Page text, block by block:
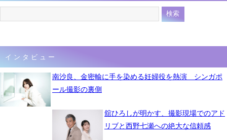
インタビュー
南沙良、金密輸に手を染める妊婦役を熱演 シンガポ
ール撮影の裏側
舘ひろしが明かす、撮影現場でのアド
リブと西野七瀬への絶大な信頼感